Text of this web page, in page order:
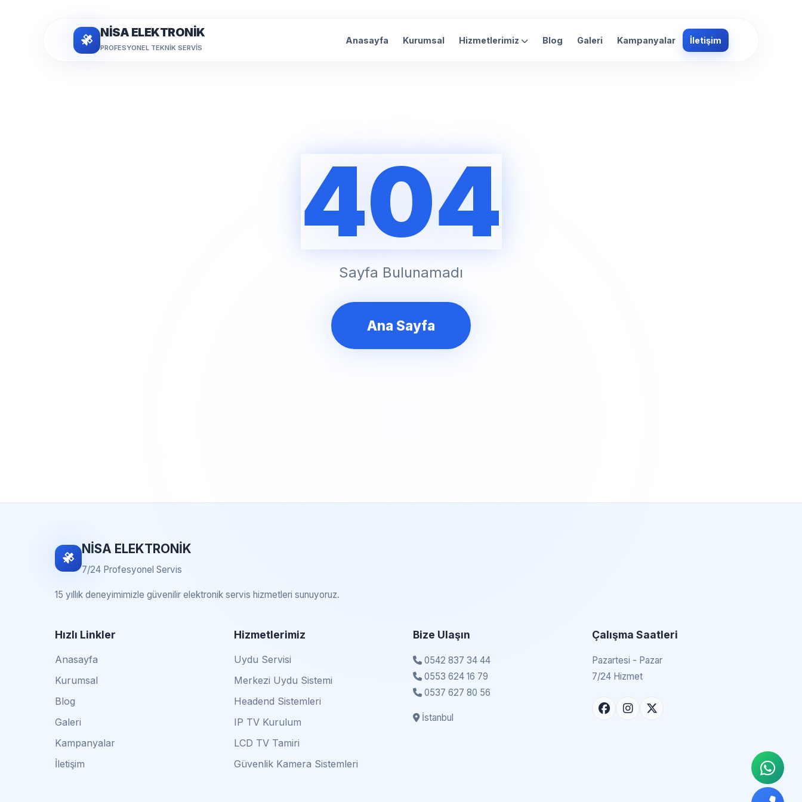
NİSA ELEKTRONİK
PROFESYONEL TEKNIK SERVIS
Anasayfa Kurumsal Hizmetlerimiz Blog Galeri Kampanyalar İletişim
404
Sayfa Bulunamadı
Ana Sayfa
NİSA ELEKTRONİK
7/24 Profesyonel Servis
15 yıllık deneyimimizle güvenilir elektronik servis hizmetleri sunuyoruz.
Hızlı Linkler
Anasayfa
Kurumsal
Blog
Galeri
Kampanyalar
İletişim
Hizmetlerimiz
Uydu Servisi
Merkezi Uydu Sistemi
Headend Sistemleri
IP TV Kurulum
LCD TV Tamiri
Güvenlik Kamera Sistemleri
Bize Ulaşın
0542 837 34 44
0553 624 16 79
0537 627 80 56
İstanbul
Çalışma Saatleri
Pazartesi - Pazar
7/24 Hizmet